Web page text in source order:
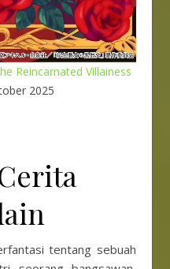
Reincarnated Villainess
2025
tentang sebuah